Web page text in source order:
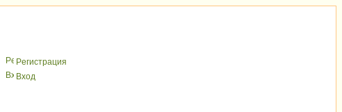
Peгиcтрaция
Вхoд